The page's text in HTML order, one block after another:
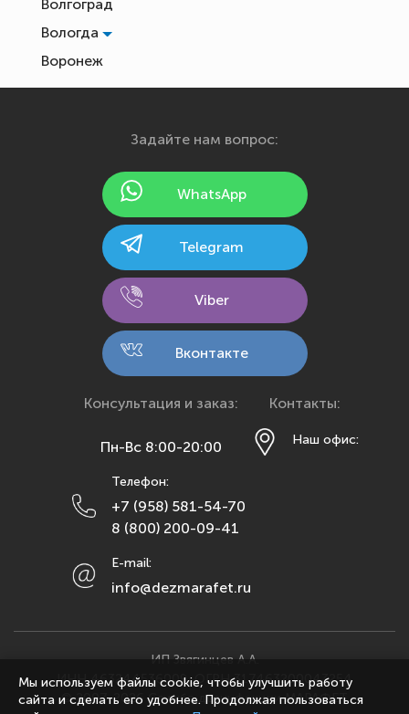
Волгоград
Вологда
Воронеж
Екатеринбург
Йошкар-Ола
Калининград
Кемерово
Кострома
Краснодар
Красноярск
Махачкала
Москва
Набережные Челны
Нижний Новгород
Новосибирск
Орел
Задайте нам вопрос:
WhatsApp
Telegram
Viber
Вконтакте
Консультация и заказ:
Пн-Вс 8:00-20:00
Телефон:
+7 (958) 581-54-70
8 (800) 200-09-41
E-mail:
info@dezmarafet.ru
Контакты:
Наш офис:
ИП Звягинцев А.А.
ИНН 463244536009, ОГРН 317463200043254
© 2007-2026 Служба дезинфекции МАРАФЕТ
Мы используем файлы cookie, чтобы улучшить работу
сайта и сделать его удобнее. Продолжая пользоваться